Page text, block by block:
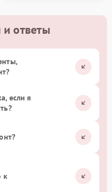
ответы
если я
к